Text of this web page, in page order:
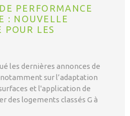
PERFORMANCE
: NOUVELLE
POUR LES
les dernières annonces de
sur l’adaptation
et l'application de
des logements classés G à